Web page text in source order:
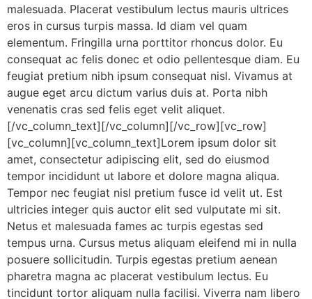
malesuada. Placerat vestibulum lectus mauris ultrices
eros in cursus turpis massa. Id diam vel quam
elementum. Fringilla urna porttitor rhoncus dolor. Eu
consequat ac felis donec et odio pellentesque diam. Eu
feugiat pretium nibh ipsum consequat nisl. Vivamus at
augue eget arcu dictum varius duis at. Porta nibh
venenatis cras sed felis eget velit aliquet.
[/vc_column_text][/vc_column][/vc_row][vc_row]
[vc_column][vc_column_text]Lorem ipsum dolor sit
amet, consectetur adipiscing elit, sed do eiusmod
tempor incididunt ut labore et dolore magna aliqua.
Tempor nec feugiat nisl pretium fusce id velit ut. Est
ultricies integer quis auctor elit sed vulputate mi sit.
Netus et malesuada fames ac turpis egestas sed
tempus urna. Cursus metus aliquam eleifend mi in nulla
posuere sollicitudin. Turpis egestas pretium aenean
pharetra magna ac placerat vestibulum lectus. Eu
tincidunt tortor aliquam nulla facilisi. Viverra nam libero